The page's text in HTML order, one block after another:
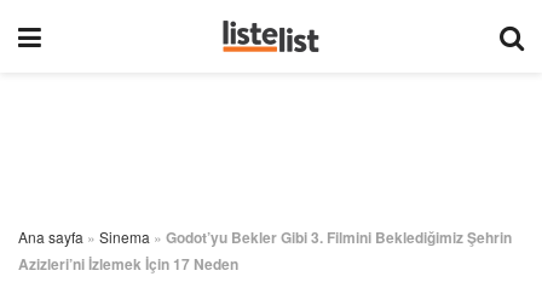
Ana sayfa » Sinema » Godot’yu Bekler Gibi 3. Filmini Beklediğimiz Şehrin
Azizleri’ni İzlemek İçin 17 Neden